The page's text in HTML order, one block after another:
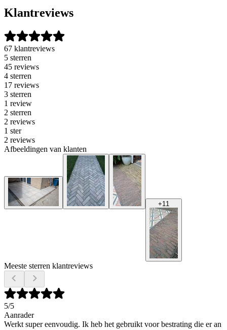
Klantreviews
67 klantreviews
5 sterren
45 reviews
4 sterren
17 reviews
3 sterren
1 review
2 sterren
2 reviews
1 ster
2 reviews
Afbeeldingen van klanten
+11
Meeste sterren klantreviews
5/5
Aanrader
Werkt super eenvoudig. Ik heb het gebruikt voor bestrating die er an